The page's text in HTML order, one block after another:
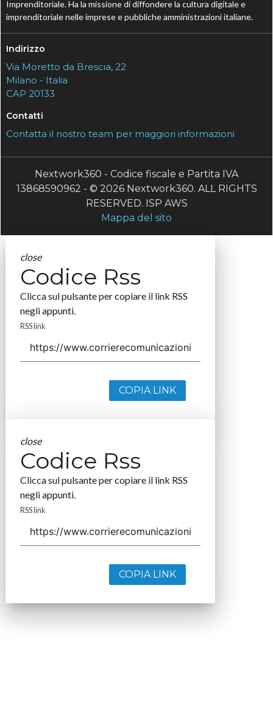
Imprenditoriale. Ha la missione di diffondere la cultura digitale e
imprenditoriale nelle imprese e pubbliche amministrazioni italiane.
Indirizzo
Via Moretto da Brescia, 22
Milano - Italia
CAP 20133
Contatti
Contatta il nostro team per maggiori informazioni
Nextwork360 - Codice fiscale e Partita IVA
13868590962 - © 2026 Nextwork360. ALL RIGHTS
RESERVED. ISP AWS
Mappa del sito
close
Codice Rss
Clicca sul pulsante per copiare il link RSS
negli appunti.
RSS link
COPIA LINK
close
Codice Rss
Clicca sul pulsante per copiare il link RSS
negli appunti.
RSS link
COPIA LINK